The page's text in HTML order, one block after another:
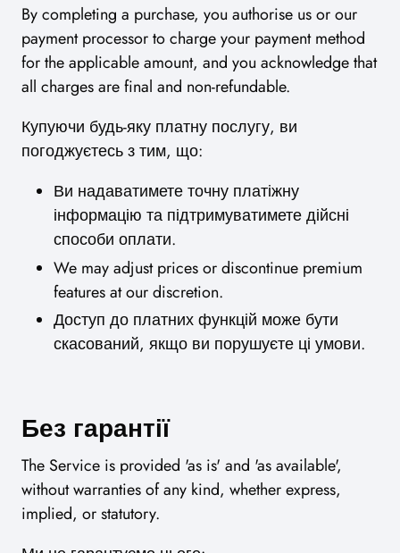
By completing a purchase, you authorise us or our
payment processor to charge your payment method
for the applicable amount, and you acknowledge that
all charges are final and non-refundable.
Купуючи будь-яку платну послугу, ви
погоджуєтесь з тим, що:
Ви надаватимете точну платіжну
інформацію та підтримуватимете дійсні
способи оплати.
We may adjust prices or discontinue premium
features at our discretion.
Доступ до платних функцій може бути
скасований, якщо ви порушуєте ці умови.
Без гарантії
The Service is provided 'as is' and 'as available',
without warranties of any kind, whether express,
implied, or statutory.